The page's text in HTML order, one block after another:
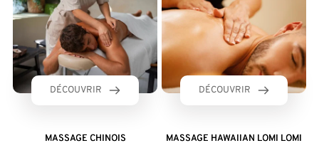
DÉCOUVRIR DÉCOUVRIR
MASSAGE CHINOIS MASSAGE HAWAIIAN LOMI LOMI